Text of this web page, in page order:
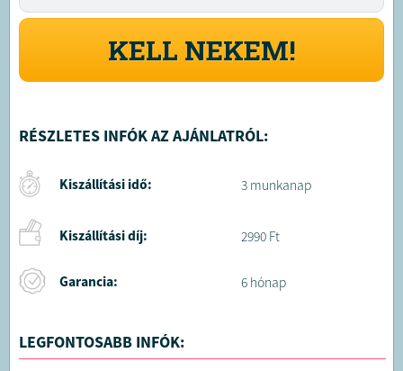
KELL NEKEM!
RÉSZLETES INFÓK AZ AJÁNLATRÓL:
Kiszállítási idő: 3 munkanap
Kiszállítási díj: 2990 Ft
Garancia: 6 hónap
LEGFONTOSABB INFÓK: